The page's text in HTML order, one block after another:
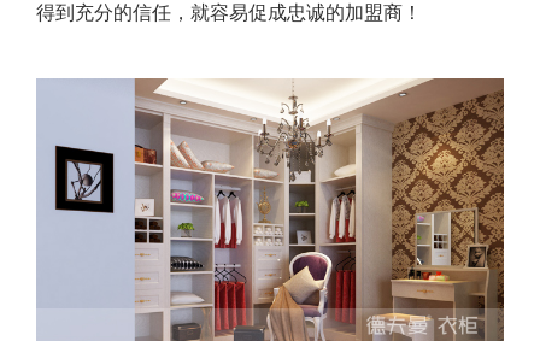
得到充分的信任，就容易促成忠诚的加盟商！